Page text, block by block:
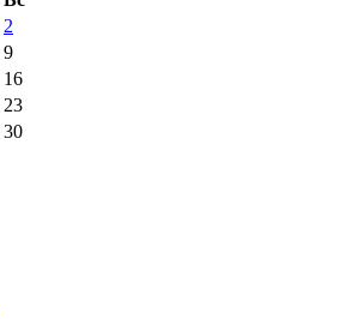
2
9
16
23
30